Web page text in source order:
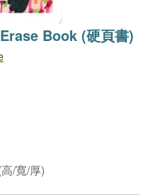
Book (硬頁書)
/寬/厚)